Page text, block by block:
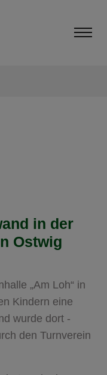
in der
Ostwig
„Am Loh“ in
Kindern eine
wurde dort -
den Turnverein